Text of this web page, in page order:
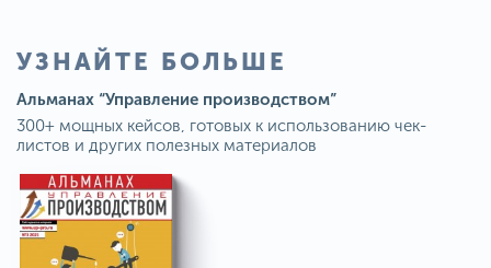
УЗНАЙТЕ БОЛЬШЕ
Альманах “Управление производством”
300+ мощных кейсов, готовых к использованию чек-
листов и других полезных материалов